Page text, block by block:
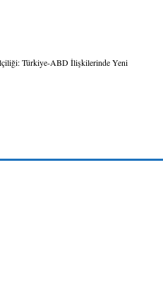
Türkiye-ABD İlişkilerinde Yeni